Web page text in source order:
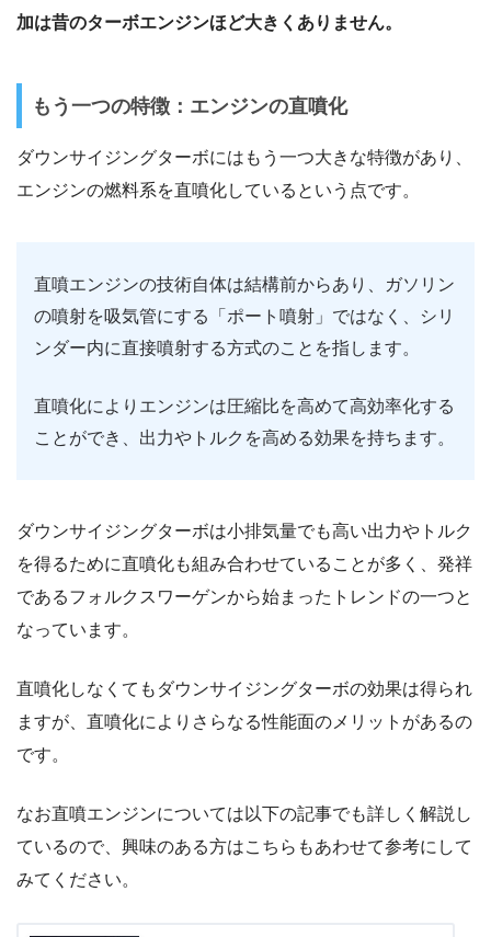
加は昔のターボエンジンほど大きくありません。
もう一つの特徴：エンジンの直噴化
ダウンサイジングターボにはもう一つ大きな特徴があり、
エンジンの燃料系を直噴化しているという点です。
直噴エンジンの技術自体は結構前からあり、ガソリン
の噴射を吸気管にする「ポート噴射」ではなく、シリ
ンダー内に直接噴射する方式のことを指します。
直噴化によりエンジンは圧縮比を高めて高効率化する
ことができ、出力やトルクを高める効果を持ちます。
ダウンサイジングターボは小排気量でも高い出力やトルク
を得るために直噴化も組み合わせていることが多く、発祥
であるフォルクスワーゲンから始まったトレンドの一つと
なっています。
直噴化しなくてもダウンサイジングターボの効果は得られ
ますが、直噴化によりさらなる性能面のメリットがあるの
です。
なお直噴エンジンについては以下の記事でも詳しく解説し
ているので、興味のある方はこちらもあわせて参考にして
みてください。